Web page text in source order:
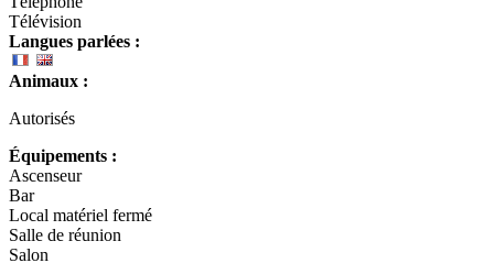
Télévision
Langues parlées :
Animaux :
Autorisés
Équipements :
Ascenseur
Bar
Local matériel fermé
Salle de réunion
Salon